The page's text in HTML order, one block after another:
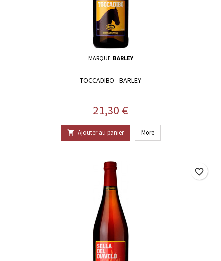
MARQUE: BARLEY
TOCCADIBO - BARLEY
Prix
21,30 €
 Ajouter au panier More
favorite_border